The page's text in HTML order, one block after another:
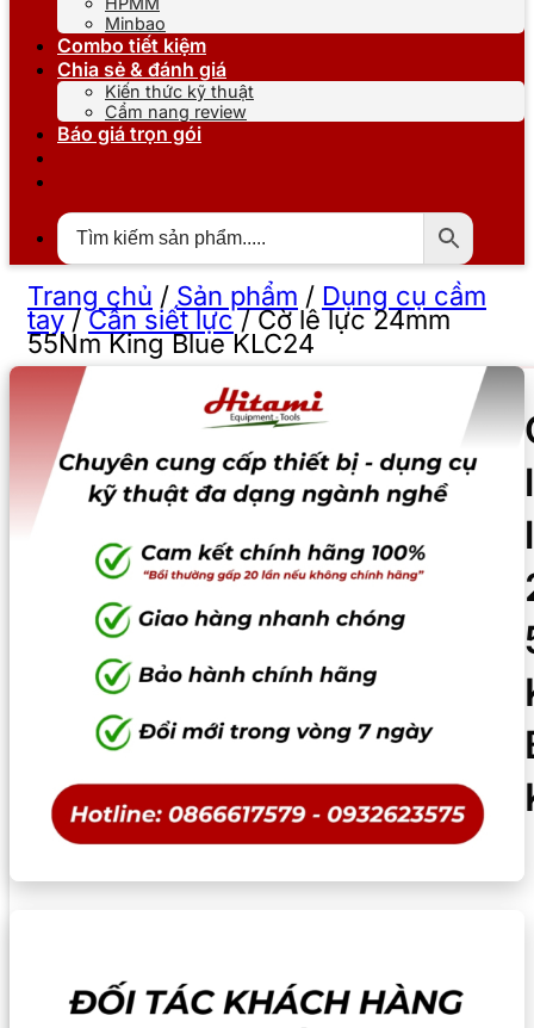
Minbao
Combo tiết kiệm
Chia sẻ & đánh giá
Kiến thức kỹ thuật
Cẩm nang review
Báo giá trọn gói
Trang chủ / Sản phẩm / Dụng cụ cầm
tay/Cần siết lực/Cờ lê lực 24mm
55Nm King Blue KLC24